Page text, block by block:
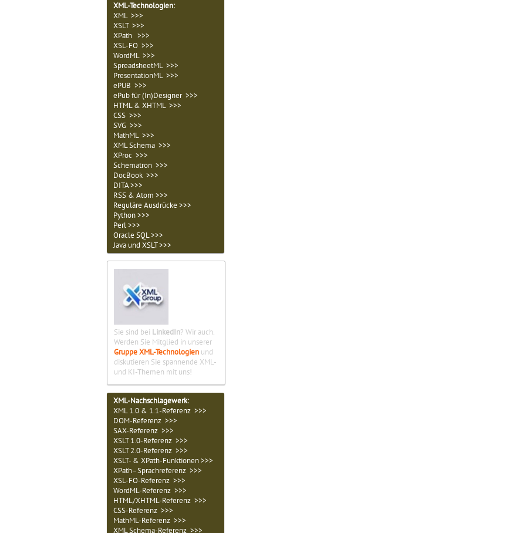
XML-Technologien:
XML >>>
XSLT >>>
XPath >>>
XSL-FO >>>
WordML >>>
SpreadsheetML >>>
PresentationML >>>
ePUB >>>
ePub für (In)Designer >>>
HTML & XHTML >>>
CSS >>>
SVG >>>
MathML >>>
XML Schema >>>
XProc >>>
Schematron >>>
DocBook >>>
DITA >>>
RSS & Atom >>>
Reguläre Ausdrücke >>>
Python >>>
Perl >>>
Oracle SQL >>>
Java und XSLT >>>
Sie sind bei LinkedIn? Wir auch.
Werden Sie Mitglied in unserer
Gruppe XML-Technologien und
diskutieren Sie spannende XML-
und KI-Themen mit uns!
XML-Nachschlagewerk:
XML 1.0 & 1.1-Referenz >>>
DOM-Referenz >>>
SAX-Referenz >>>
XSLT 1.0-Referenz >>>
XSLT 2.0-Referenz >>>
XSLT- & XPath-Funktionen >>>
XPath–Sprachreferenz >>>
XSL-FO-Referenz >>>
WordML-Referenz >>>
HTML/XHTML-Referenz >>>
CSS-Referenz >>>
MathML-Referenz >>>
XML Schema-Referenz >>>